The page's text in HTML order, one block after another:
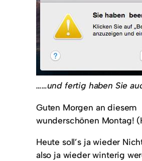
……und fertig haben Sie
Guten Morgen an diesem
wunderschönen Montag!
Heute soll’s ja wieder
also ja wieder winterig